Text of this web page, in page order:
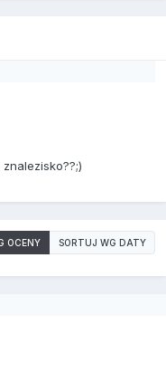
OCENY SORTUJ WG DATY